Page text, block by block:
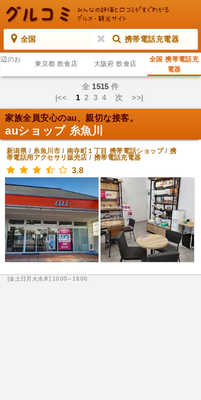
全国 携帯電話充電器
のお
東京都 飲食店 大阪府 飲食店
全国 携帯電話充
電器
全 1515 件
|<< 12 3 4 次 >>|
家族全員安心のau、親切な接客。
auショップ 糸魚川
新潟県/糸魚川市/南寺町１丁目 携帯電話ショップ/携
帯電話用アクセサリ販売店 / 携帯電話充電器
3.8
[金土日月火水木] 10:00～19:00